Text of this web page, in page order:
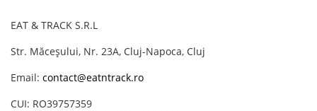
EAT & TRACK S.R.L
Str. Măceșului, Nr. 23A, Cluj-Napoca, Cluj
Email: contact@eatntrack.ro
CUI: RO39757359